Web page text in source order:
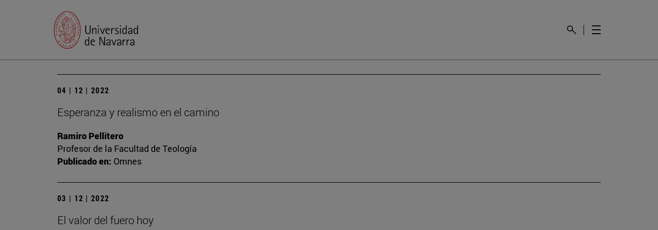
04 | 12 | 2022
Esperanza y realismo en el camino
Ramiro Pellitero
Profesor de la Facultad de Teología
Publicado en: Omnes
03 | 12 | 2022
El valor del fuero hoy